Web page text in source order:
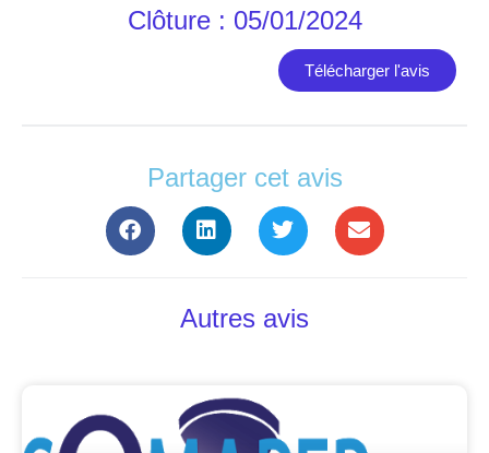
Clôture : 05/01/2024
Télécharger l'avis
Partager cet avis
Autres avis